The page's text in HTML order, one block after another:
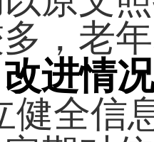
，老
改进情
健全信